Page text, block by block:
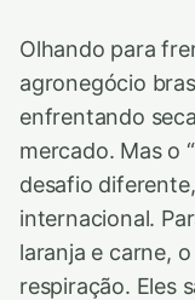
Olhando para
agronegócio
enfrentando
mercado. Mas o
desafio
internacional.
laranja e carne,
respiração. Eles